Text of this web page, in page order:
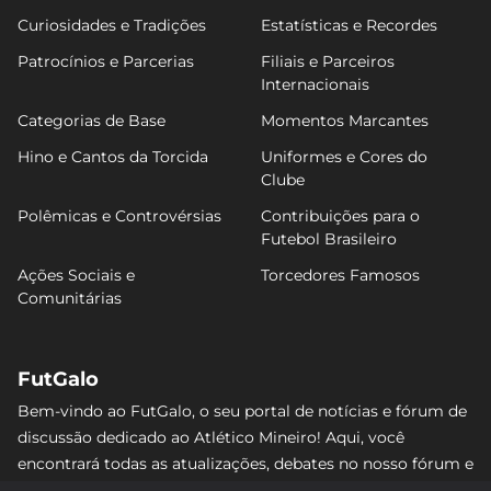
Curiosidades e Tradições
Estatísticas e Recordes
Patrocínios e Parcerias
Filiais e Parceiros
Internacionais
Categorias de Base
Momentos Marcantes
Hino e Cantos da Torcida
Uniformes e Cores do
Clube
Polêmicas e Controvérsias
Contribuições para o
Futebol Brasileiro
Ações Sociais e
Comunitárias
Torcedores Famosos
FutGalo
Bem-vindo ao FutGalo, o seu portal de notícias e fórum de
discussão dedicado ao Atlético Mineiro! Aqui, você
encontrará todas as atualizações, debates no nosso fórum e